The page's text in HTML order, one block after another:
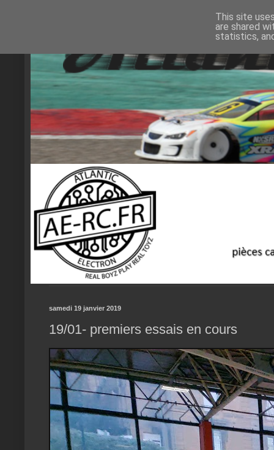
samedi 19 janvier 2019
19/01- premiers essais en cours
This site
are shared
statistics,